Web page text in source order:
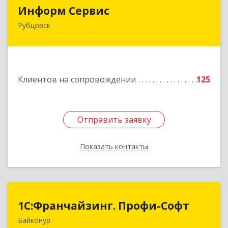
Информ Сервис
Рубцовск
Клиентов на сопровождении 125
Отправить заявку
Показать контакты
658204, Алтайский край, Рубцовск г, Алтайская
Отправить заявку
Назад
1С:Франчайзинг. Профи-Софт
Байконур
1С:Франчайзинг. Профи-Софт
468320, Байконур г, Ленина ул, дом № 10,